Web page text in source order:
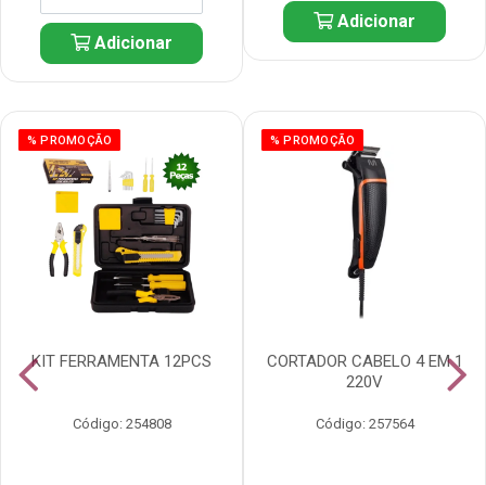
Adicionar
Adicionar
% PROMOÇÃO
KIT FERRAMENTA 12PCS
Código: 254808
% PROMOÇÃO
CORTADOR CABELO 4 EM 1
220V
Código: 257564